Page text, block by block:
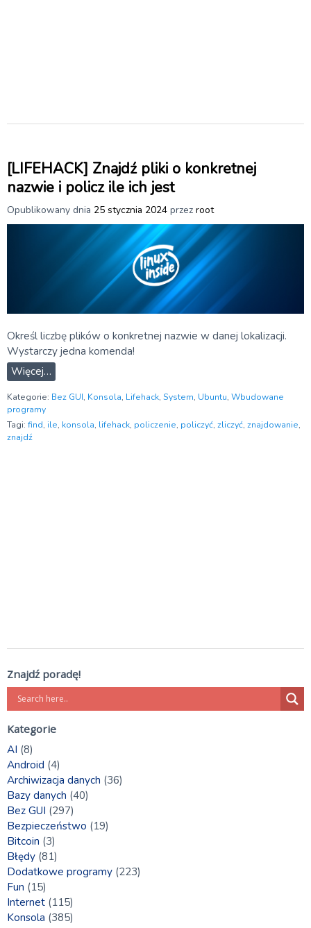
[LIFEHACK] Znajdź pliki o konkretnej
nazwie i policz ile ich jest
Opublikowany dnia 25 stycznia 2024 przez root
Określ liczbę plików o konkretnej nazwie w danej lokalizacji.
Wystarczy jedna komenda!
Więcej…
Kategorie: Bez GUI, Konsola, Lifehack, System, Ubuntu, Wbudowane
programy
Tagi: find, ile, konsola, lifehack, policzenie, policzyć, zliczyć, znajdowanie,
znajdź
Znajdź poradę!
Kategorie
AI (8)
Android (4)
Archiwizacja danych (36)
Bazy danych (40)
Bez GUI (297)
Bezpieczeństwo (19)
Bitcoin (3)
Błędy (81)
Dodatkowe programy (223)
Fun (15)
Internet (115)
Konsola (385)